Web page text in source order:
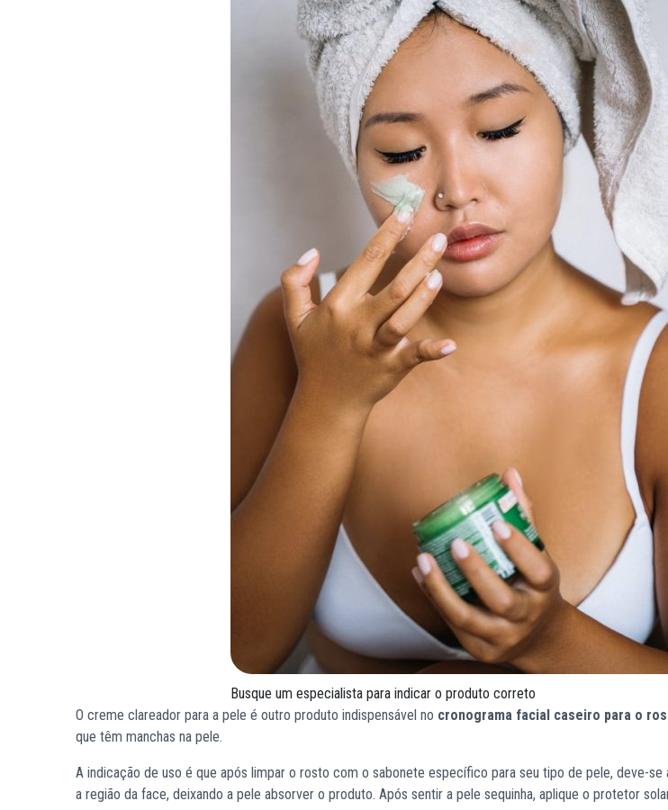
Busque um especialista para indicar o produto correto
O creme clareador para a pele é outro produto indispensável no cronograma facial caseiro para o
que têm manchas na pele.
A indicação de uso é que após limpar o rosto com o sabonete específico para seu tipo de pele, deve-
a região da face, deixando a pele absorver o produto. Após sentir a pele sequinha, aplique o protetor